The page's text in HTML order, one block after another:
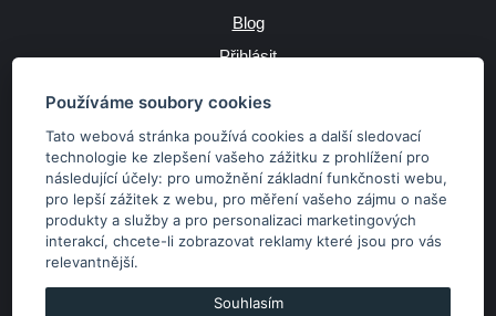
Používáme soubory cookies
Tato webová stránka používá cookies a další sledovací
technologie ke zlepšení vašeho zážitku z prohlížení pro
následující účely: pro umožnění základní funkčnosti webu,
pro lepší zážitek z webu, pro měření vašeho zájmu o naše
produkty a služby a pro personalizaci marketingových
interakcí,chcete-li zobrazovat reklamy které jsou pro vás
relevantnější.
Souhlasím
Blog
Přihlásit
JAZYK
Kč €